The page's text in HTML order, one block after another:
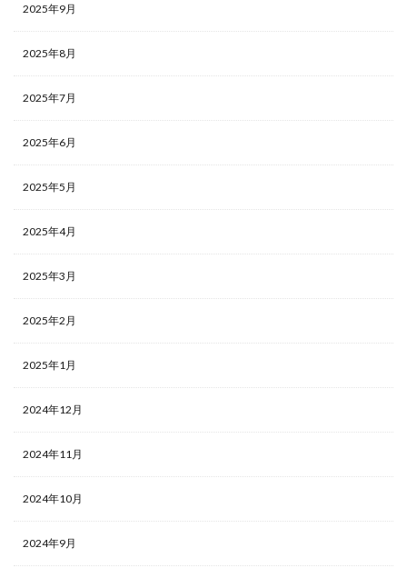
2025年9月
2025年8月
2025年7月
2025年6月
2025年5月
2025年4月
2025年3月
2025年2月
2025年1月
2024年12月
2024年11月
2024年10月
2024年9月